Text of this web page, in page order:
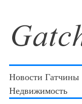
Новости Гатчины
Недвижимость